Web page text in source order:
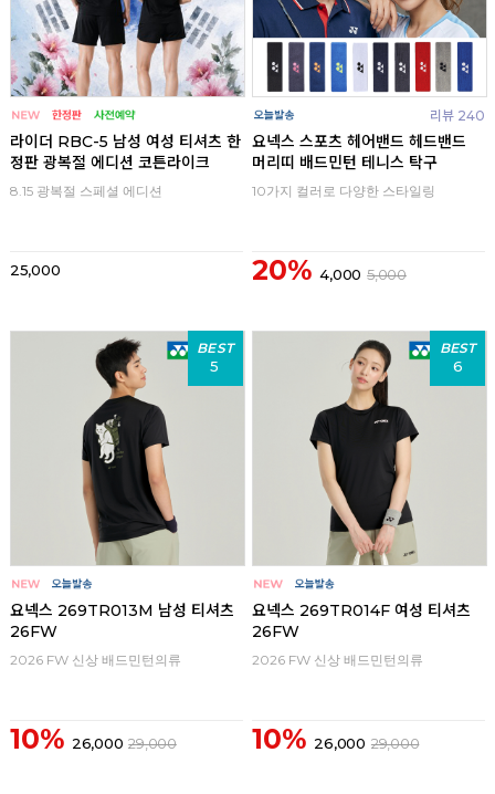
라이더 RBC-5 남성 여성 티셔츠 한
정판 광복절 에디션 코튼라이크
8.15 광복절 스페셜 에디션
25,000
리뷰 240
요넥스 스포츠 헤어밴드 헤드밴드
머리띠 배드민턴 테니스 탁구
10가지 컬러로 다양한 스타일링
20% 4,000 5,000
BEST
5
요넥스 269TR013M 남성 티셔츠
26FW
2026 FW 신상 배드민턴의류
10% 26,000 29,000
BEST
6
요넥스 269TR014F 여성 티셔츠
26FW
2026 FW 신상 배드민턴의류
10% 26,000 29,000